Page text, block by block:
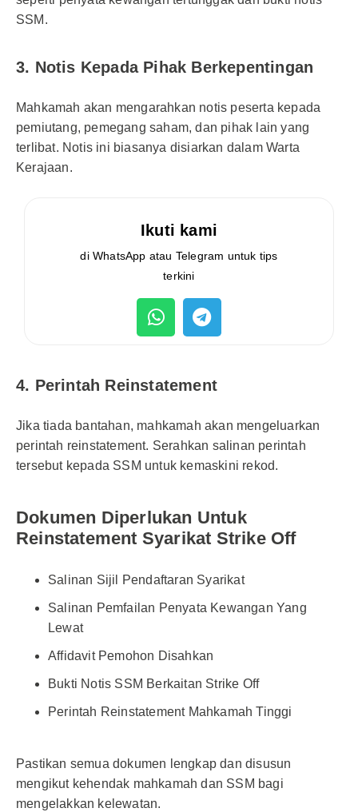
SSM.
3. Notis Kepada Pihak Berkepentingan
Mahkamah akan mengarahkan notis peserta kepada
pemiutang, pemegang saham, dan pihak lain yang
terlibat. Notis ini biasanya disiarkan dalam Warta
Kerajaan.
Ikuti kami
di WhatsApp atau Telegram untuk tips
terkini
4. Perintah Reinstatement
Jika tiada bantahan, mahkamah akan mengeluarkan
perintah reinstatement. Serahkan salinan perintah
tersebut kepada SSM untuk kemaskini rekod.
Dokumen Diperlukan Untuk
Reinstatement Syarikat Strike Off
Salinan Sijil Pendaftaran Syarikat
Salinan Pemfailan Penyata Kewangan Yang
Lewat
Affidavit Pemohon Disahkan
Bukti Notis SSM Berkaitan Strike Off
Perintah Reinstatement Mahkamah Tinggi
Pastikan semua dokumen lengkap dan disusun
mengikut kehendak mahkamah dan SSM bagi
mengelakkan kelewatan.